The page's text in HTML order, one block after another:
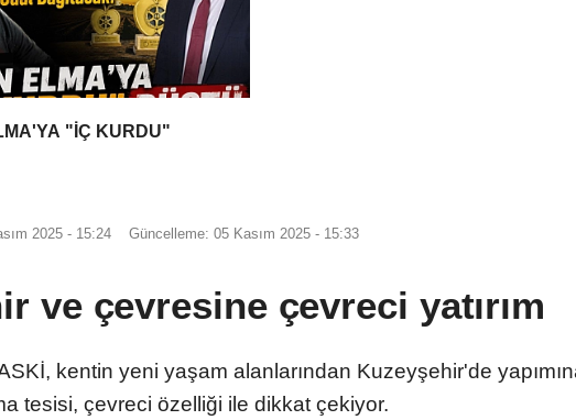
"İÇ KURDU"
2025 - 15:24 Güncelleme: 05 Kasım 2025 - 15:33
ve çevresine çevreci yatırım
kentin yeni yaşam alanlarından Kuzeyşehir'de
tesisi, çevreci özelliği ile dikkat çekiyor.